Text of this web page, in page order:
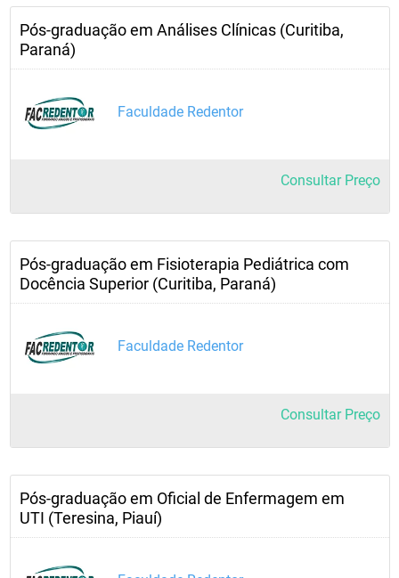
Pós-graduação em Análises Clínicas (Curitiba,
Paraná)
Faculdade Redentor
Consultar Preço
Pós-graduação em Fisioterapia Pediátrica com
Docência Superior (Curitiba, Paraná)
Faculdade Redentor
Consultar Preço
Pós-graduação em Oficial de Enfermagem em
UTI (Teresina, Piauí)